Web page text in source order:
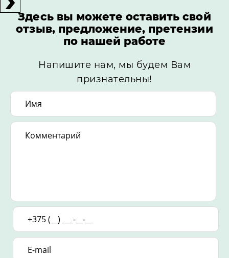
Здесь вы можете оставить свой
отзыв, предложение, претензии
по нашей работе
Напишите нам, мы будем Вам
признательны!